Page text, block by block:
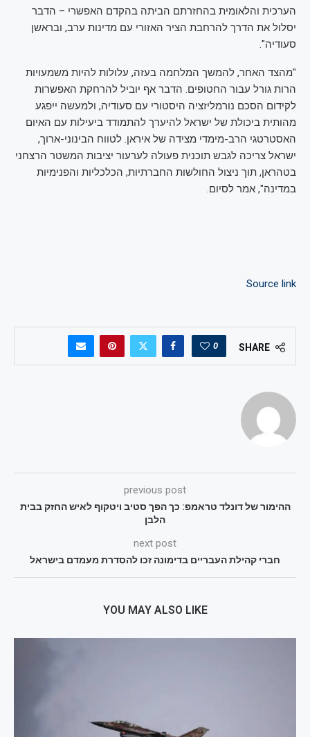
הערכית והלאומית בהחזרתם הביתה בהקדם האפשרי – הדבר
יסלול את הדרך להרחבת הציר האזורי עם מדינות ערב, ובראשן
סעודיה".
"מהצד האחר, להמשך המלחמה בעזה, עלולות להיות משמעויות
הרות גורל עבור החטופים. הדבר אף יוביל להרחקת האפשרות
לקידום הסכם נורמליזציה היסטורי עם סעודיה, ולמעשה ייפגע
מהותית ביכולת של ישראל להיערך להתמודד ביעילות עם האיום
האסטרטגי הרב-מימדי מצידה של איראן. לטווח הבינוני-ארוך,
ישראל צריכה לגבש תוכנית פעולה לערעור יציבות המשטר הרצחני
בטהראן, תוך ניצול החולשות החברתיות, הכלכליות והפנימיות
במדינה", אמר לסיום.
Source link
SHARE
0
previous post
ההימור של דונלד טראמפ: כך הפך סטיב ויטקוף לאיש החזק בבית
הלבן
next post
חברי קהילת העבריים בדימונה זכו להסדרת מעמדם בישראל
YOU MAY ALSO LIKE